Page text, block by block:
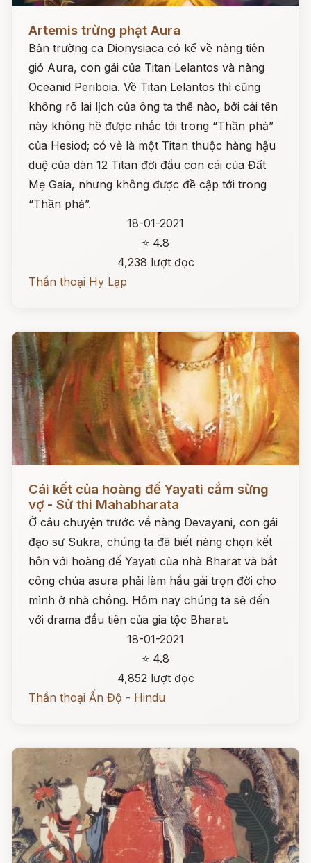
Artemis trừng phạt Aura
Bản trường ca Dionysiaca có kể về nàng tiên
gió Aura, con gái của Titan Lelantos và nàng
Oceanid Periboia. Về Titan Lelantos thì cũng
không rõ lai lịch của ông ta thế nào, bởi cái tên
này không hề được nhắc tới trong “Thần phả”
của Hesiod; có vẻ là một Titan thuộc hàng hậu
duệ của dàn 12 Titan đời đầu con cái của Đất
Mẹ Gaia, nhưng không được đề cập tới trong
“Thần phả”.
18-01-2021
⭐ 4.8
4,238 lượt đọc
Thần thoại Hy Lạp
Cái kết của hoàng đế Yayati cắm sừng
vợ - Sử thi Mahabharata
Ở câu chuyện trước về nàng Devayani, con gái
đạo sư Sukra, chúng ta đã biết nàng chọn kết
hôn với hoàng đế Yayati của nhà Bharat và bắt
công chúa asura phải làm hầu gái trọn đời cho
mình ở nhà chồng. Hôm nay chúng ta sẽ đến
với drama đầu tiên của gia tộc Bharat.
18-01-2021
⭐ 4.8
4,852 lượt đọc
Thần thoại Ấn Độ - Hindu